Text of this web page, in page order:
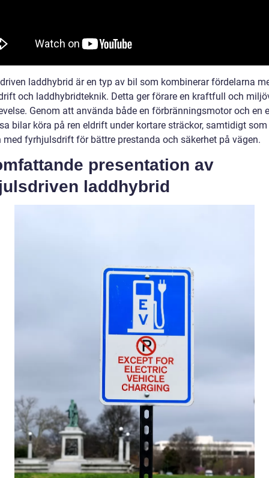
laddhybrid är en typ av bil som kombinerar fördelarna
och laddhybridteknik. Detta ger förare en kraftfull och
Genom att använda både en förbränningsmotor och en
bilar köra på ren eldrift under kortare sträckor, samtidigt som
med fyrhjulsdrift för bättre prestanda och säkerhet på vägen.
presentation av
laddhybrid